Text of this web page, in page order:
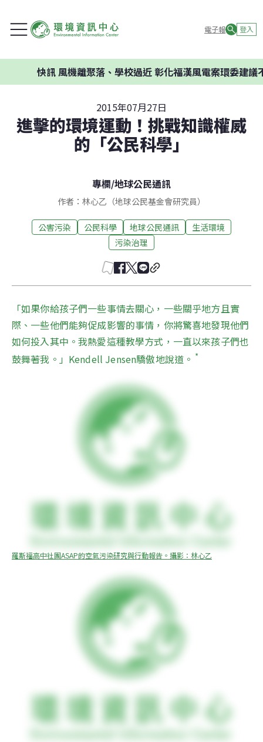
電子報 登入
風機離聚落、學校過近 彰化福漢風電案環委建議不應開發
2015年07月27日
進擊的環境運動！挑戰知識權威
的「公民科學」
專欄/地球公民通訊
作者：林心乙（地球公民基金會研究員）
公害污染 公民科學 地球公民通訊
生活環境
污染治理
「如果你給孩子們一些事情去關心，一些關乎地方且實
際、一些他們能夠促成影響的事情，你將驚喜地發現他們
如何投入其中。我熱愛這種教學方式，一直以來孩子們也
鼓舞著我。」Kendell Jensen驕傲地說道。 *
羅斯福高中社團ASAP的空氣污染研究與行動報告。攝影：林心乙